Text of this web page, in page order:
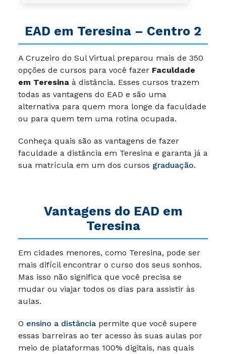
EAD em Teresina – Centro 2
A Cruzeiro do Sul Virtual preparou mais de 350
opções de cursos para você fazer Faculdade
em Teresina à distância. Esses cursos trazem
todas as vantagens do EAD e são uma
alternativa para quem mora longe da faculdade
ou para quem tem uma rotina ocupada.
Conheça quais são as vantagens de fazer
faculdade a distância em Teresina e garanta já a
sua matrícula em um dos cursos graduação.
Vantagens do EAD em
Teresina
Em cidades menores, como Teresina, pode ser
mais difícil encontrar o curso dos seus sonhos.
Mas isso não significa que você precisa se
mudar ou viajar todos os dias para assistir às
aulas.
O ensino a distância permite que você supere
essas barreiras ao ter acesso às suas aulas por
meio de plataformas 100% digitais, nas quais